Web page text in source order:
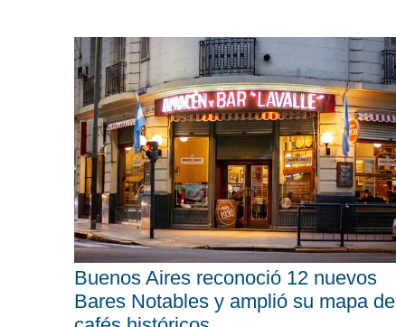
Buenos Aires reconoció 12 nuevos
Bares Notables y amplió su mapa de